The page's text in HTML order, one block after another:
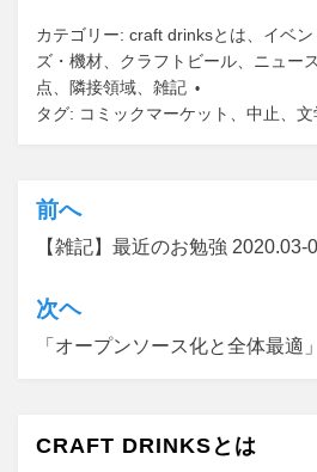
c
e
b
k
st
o
d
ail
カテゴリー: craft drinksとは イベ
ズ・機材
クラフトビール ニュース
点
隣接領域
雑記
タグ: コミックマーケット 中止 文
投
稿
ナ
ビ
シ
前へ
【雑記】最近のお勉強 2020.03-
次ヘ
「オープンソース化と全体最適
CRAFT DRINKSとは